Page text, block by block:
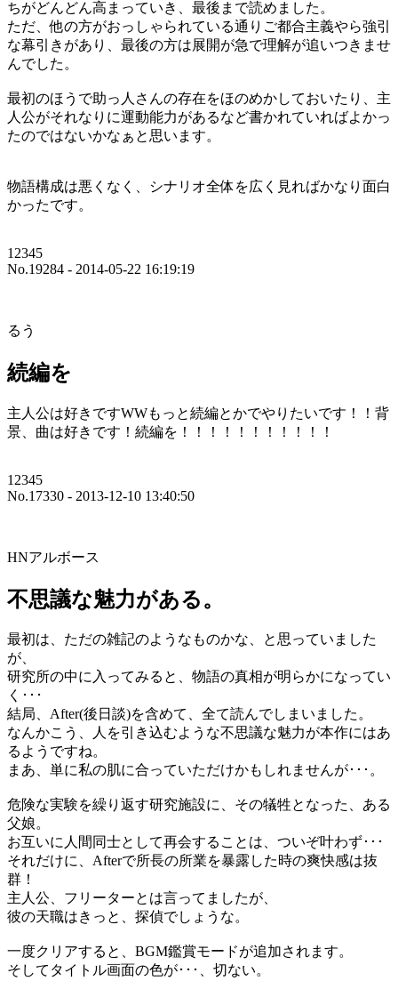
ちがどんどん高まっていき、最後まで読めました。
ただ、他の方がおっしゃられている通りご都合主義やら強引
な幕引きがあり、最後の方は展開が急で理解が追いつきませ
んでした。
最初のほうで助っ人さんの存在をほのめかしておいたり、主
人公がそれなりに運動能力があるなど書かれていればよかっ
たのではないかなぁと思います。
物語構成は悪くなく、シナリオ全体を広く見ればかなり面白
かったです。
12345
No.19284 - 2014-05-22 16:19:19
るう
続編を
主人公は好きですWWもっと続編とかでやりたいです！！背
景、曲は好きです！続編を！！！！！！！！！！！
12345
No.17330 - 2013-12-10 13:40:50
HNアルボース
不思議な魅力がある。
最初は、ただの雑記のようなものかな、と思っていました
が、
研究所の中に入ってみると、物語の真相が明らかになってい
く･･･
結局、After(後日談)を含めて、全て読んでしまいました。
なんかこう、人を引き込むような不思議な魅力が本作にはあ
るようですね。
まあ、単に私の肌に合っていただけかもしれませんが･･･。
危険な実験を繰り返す研究施設に、その犠牲となった、ある
父娘。
お互いに人間同士として再会することは、ついぞ叶わず･･･
それだけに、Afterで所長の所業を暴露した時の爽快感は抜
群！
主人公、フリーターとは言ってましたが、
彼の天職はきっと、探偵でしょうな。
一度クリアすると、BGM鑑賞モードが追加されます。
そしてタイトル画面の色が･･･、切ない。